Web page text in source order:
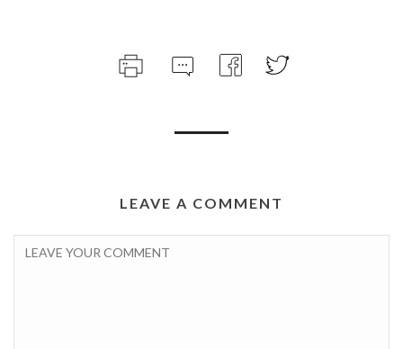
LEAVE A COMMENT